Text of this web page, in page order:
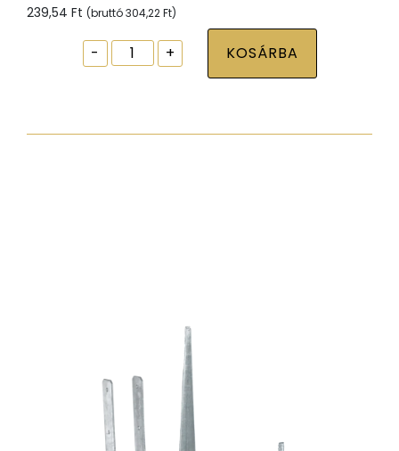
239,54 Ft (bruttó304,22Ft)
-
Ablak
tokrögzítõ
7,5x272
+ KOSÁRBA